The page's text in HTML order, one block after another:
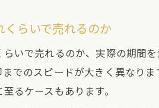
くらいで売れるのか
らいで売れるのか、実際の期間
でのスピードが大きく異なり
るケースもあります。